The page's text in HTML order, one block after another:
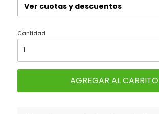
Ver cuotas y descuentos
Cantidad
AGREGAR AL CARRITO